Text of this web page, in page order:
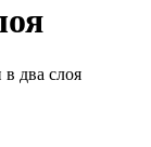
в два слоя